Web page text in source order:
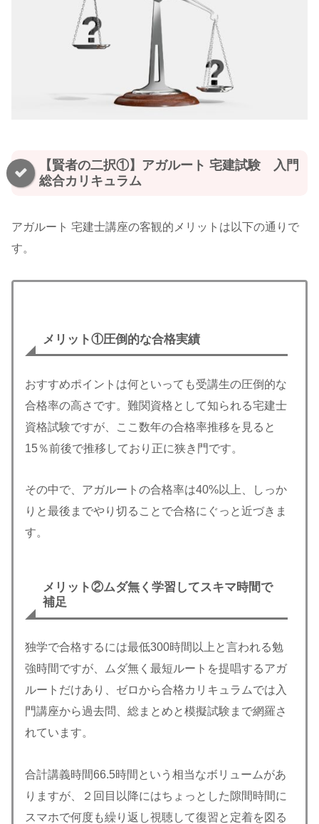
【賢者の二択①】アガルート 宅建試験 入門
総合カリキュラム
アガルート 宅建士講座の客観的メリットは以下の通りで
す。
メリット①圧倒的な合格実績
おすすめポイントは何といっても受講生の圧倒的な
合格率の高さです。難関資格として知られる宅建士
資格試験ですが、ここ数年の合格率推移を見ると
15％前後で推移しており正に狭き門です。
その中で、アガルートの合格率は40%以上、しっか
りと最後までやり切ることで合格にぐっと近づきま
す。
メリット②ムダ無く学習してスキマ時間で
補足
独学で合格するには最低300時間以上と言われる勉
強時間ですが、ムダ無く最短ルートを提唱するアガ
ルートだけあり、ゼロから合格カリキュラムでは入
門講座から過去問、総まとめと模擬試験まで網羅さ
れています。
合計講義時間66.5時間という相当なボリュームがあ
りますが、２回目以降にはちょっとした隙間時間に
スマホで何度も繰り返し視聴して復習と定着を図る